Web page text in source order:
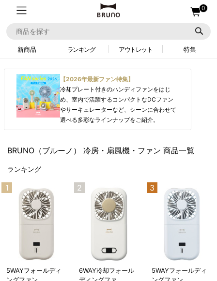
0
新商品 ランキング アウトレット 特集
【2026年最新ファン特集】
冷却プレート付きのハンディファンをはじ
め、室内で活躍するコンパクトなDCファン
やサーキュレーターなど、シーンに合わせて
選べる多彩なラインナップをご紹介。
BRUNO（ブルーノ） 冷房・扇風機・ファン 商品一覧
ランキング
1
5WAYフォールディ
ングファン
2
6WAY冷却フォール
ディングファ
3
5WAYフォールディ
ングファン